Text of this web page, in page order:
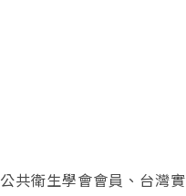
共衛生學會會員、台灣實